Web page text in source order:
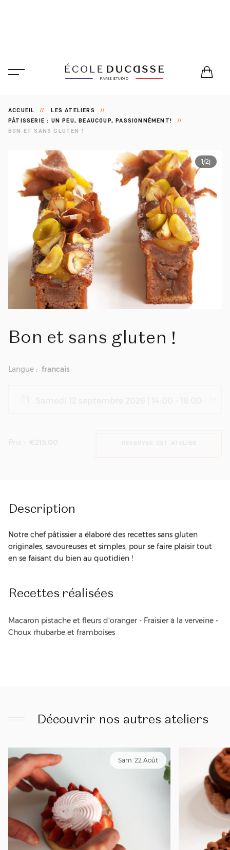
ACCUEIL
LES ATELIERS
PÂTISSERIE : UN PEU, BEAUCOUP, PASSIONNÉMENT!
BON ET SANS GLUTEN !
1/2j
Bon et sans gluten !
Description
Notre chef pâtissier a élaboré des recettes sans gluten
originales, savoureuses et simples, pour se faire plaisir tout
en se faisant du bien au quotidien !
Recettes réalisées
Macaron pistache et fleurs d'oranger - Fraisier à la verveine -
Choux rhubarbe et framboises
Découvrir nos autres ateliers
Sam. 22 Août